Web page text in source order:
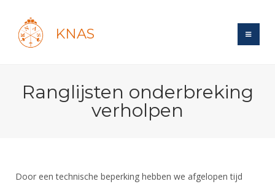
KNAS
Login
Bond
Wat is topsport
Informatie
Ranglijsten onderbreking
verholpen
Door een technische beperking hebben we afgelopen tijd